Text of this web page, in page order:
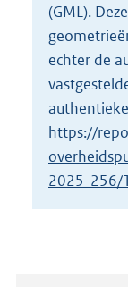
(GML).
echter de
https://
2025-256/